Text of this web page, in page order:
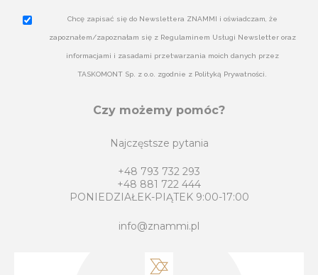
Chcę zapisać się do Newslettera ZNAMMI i oświadczam, że
zapoznałem/zapoznałam się z Regulaminem Usługi Newsletter oraz
informacjami i zasadami przetwarzania moich danych przez
TASKOMONT Sp. z o.o. zgodnie z Polityką Prywatności.
Czy możemy pomóc?
Najczęstsze pytania
+48 793 732 293
+48 881 722 444
PONIEDZIAŁEK-PIĄTEK 9:00-17:00
info@znammi.pl